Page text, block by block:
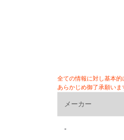
全ての情報に対し基本的
あらかじめ御了承願いま
メーカー
-